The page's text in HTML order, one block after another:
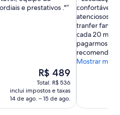
e prestativos ."
O
preço
é
de
R$ 489
R$ 489
Total: R$ 536
inclui impostos e taxas
14 de ago. – 15 de ago.
Maravilhosa,
(1.759
avaliações)
confortável.
atenciosos .
tranfer
cada 20
pagarmos
recomendo."
Mostrar